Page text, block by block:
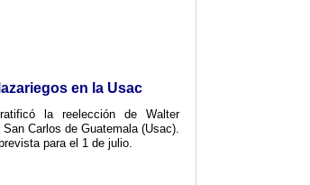
en la Usac
la reelección de Walter
Carlos de Guatemala (Usac).
para el 1 de julio.